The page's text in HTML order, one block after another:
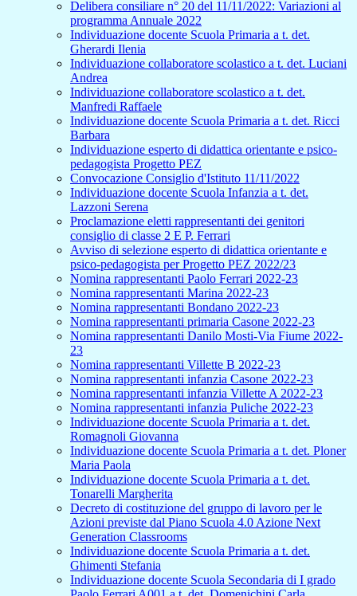
Delibera consiliare n° 20 del 11/11/2022: Variazioni al
programma Annuale 2022
Individuazione docente Scuola Primaria a t. det.
Gherardi Ilenia
Individuazione collaboratore scolastico a t. det. Luciani
Andrea
Individuazione collaboratore scolastico a t. det.
Manfredi Raffaele
Individuazione docente Scuola Primaria a t. det. Ricci
Barbara
Individuazione esperto di didattica orientante e psico-
pedagogista Progetto PEZ
Convocazione Consiglio d'Istituto 11/11/2022
Individuazione docente Scuola Infanzia a t. det.
Lazzoni Serena
Proclamazione eletti rappresentanti dei genitori
consiglio di classe 2 E P. Ferrari
Avviso di selezione esperto di didattica orientante e
psico-pedagogista per Progetto PEZ 2022/23
Nomina rappresentanti Paolo Ferrari 2022-23
Nomina rappresentanti Marina 2022-23
Nomina rappresentanti Bondano 2022-23
Nomina rappresentanti primaria Casone 2022-23
Nomina rappresentanti Danilo Mosti-Via Fiume 2022-
23
Nomina rappresentanti Villette B 2022-23
Nomina rappresentanti infanzia Casone 2022-23
Nomina rappresentanti infanzia Villette A 2022-23
Nomina rappresentanti infanzia Puliche 2022-23
Individuazione docente Scuola Primaria a t. det.
Romagnoli Giovanna
Individuazione docente Scuola Primaria a t. det. Ploner
Maria Paola
Individuazione docente Scuola Primaria a t. det.
Tonarelli Margherita
Decreto di costituzione del gruppo di lavoro per le
Azioni previste dal Piano Scuola 4.0 Azione Next
Generation Classrooms
Individuazione docente Scuola Primaria a t. det.
Ghimenti Stefania
Individuazione docente Scuola Secondaria di I grado